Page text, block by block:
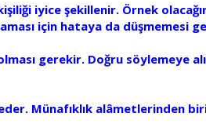
iyice şekillenir. Örnek
için hataya da düşmemesi
gerekir. Doğru söylemeye
Münafıklık alâmetlerinden